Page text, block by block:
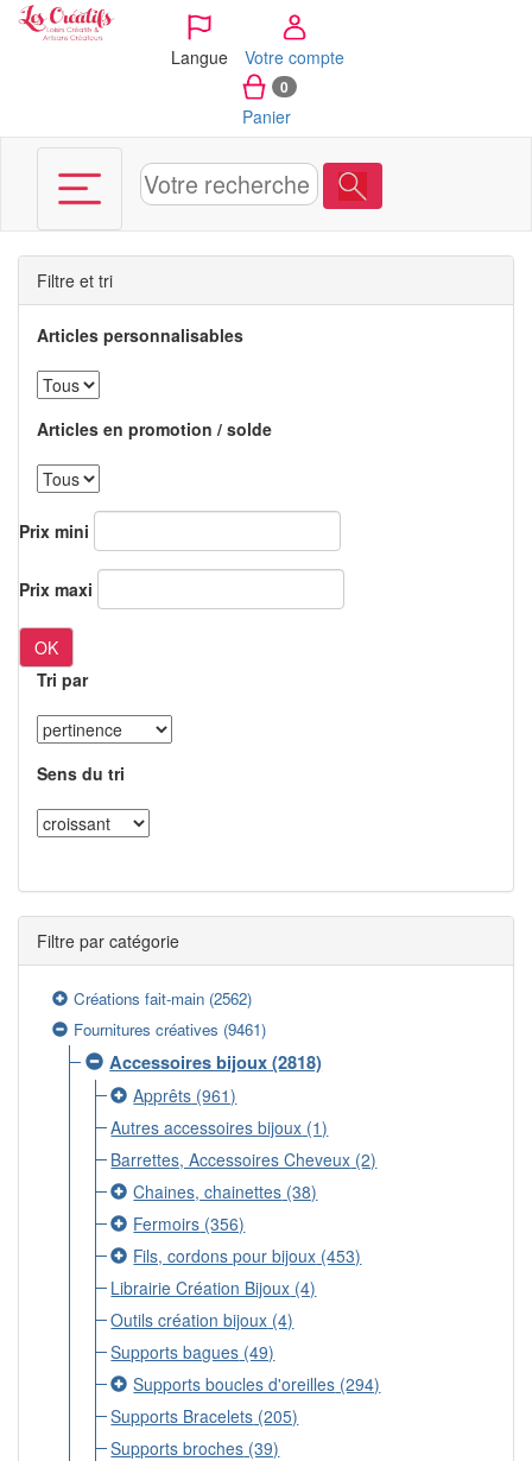
Langue Votre compte
0
Panier
Filtre et tri
Articles personnalisables
Articles en promotion / solde
Prix mini
Prix maxi
OK
Tri par
Sens du tri
Filtre par catégorie
Créations fait-main (2562)
Fournitures créatives (9461)
Accessoires bijoux (2818)
Apprêts (961)
Autres accessoires bijoux (1)
Barrettes, Accessoires Cheveux (2)
Chaines, chainettes (38)
Fermoirs (356)
Fils, cordons pour bijoux (453)
Librairie Création Bijoux (4)
Outils création bijoux (4)
Supports bagues (49)
Supports boucles d'oreilles (294)
Supports Bracelets (205)
Supports broches (39)
Panneau de gestion des cookies